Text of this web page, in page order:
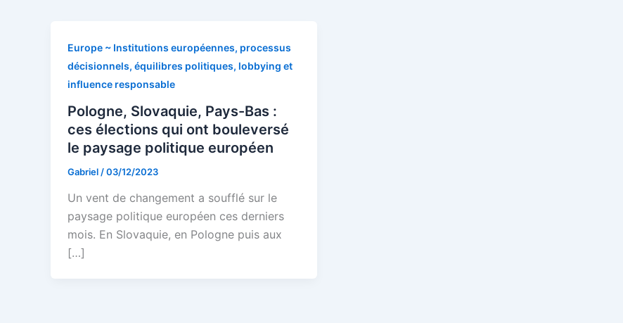
Europe ~ Institutions européennes, processus
décisionnels, équilibres politiques, lobbying et
influence responsable
Pologne, Slovaquie, Pays-Bas :
ces élections qui ont bouleversé
le paysage politique européen
Gabriel /03/12/2023
Un vent de changement a soufflé sur le
paysage politique européen ces derniers
mois. En Slovaquie, en Pologne puis aux
[…]